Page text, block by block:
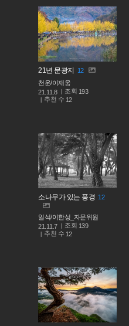
21년 문광지 12
천운/이재웅
21.11.8
조회 193
추천 수 12
소나무가 있는 풍경 12
일석/이한성_자문위원
21.11.7
조회 139
추천 수 12